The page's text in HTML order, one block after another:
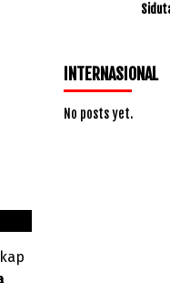
INTERNASIONAL
No posts yet.